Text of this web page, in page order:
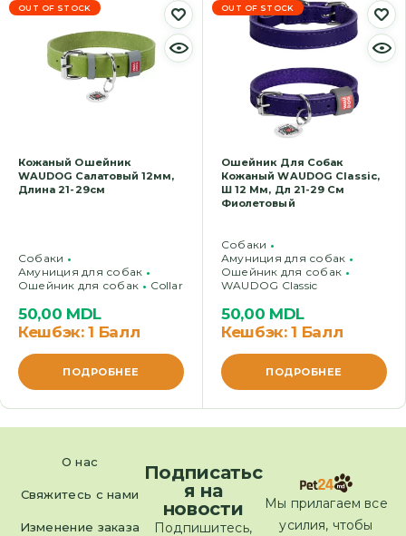
OUT OF STOCK
Кожаный Ошейник
WAUDOG Салатовый 12мм,
Длина 21-29см
Cобаки
Амуниция для собак
Ошейник для собак
Collar
50,00 MDL
Кешбэк:1 Балл
ПОДРОБНЕЕ
OUT OF STOCK
Ошейник Для Собак
Кожаный WAUDOG Classic,
Ш 12 Мм, Дл 21-29 См
Фиолетовый
Cобаки
Амуниция для собак
Ошейник для собак
WAUDOG Classic
50,00 MDL
Кешбэк:1 Балл
ПОДРОБНЕЕ
О нас
Свяжитесь с нами
Изменение заказа
Мы прилагаем все
усилия, чтобы
Подписатьс
я на
новости
Подпишитесь,